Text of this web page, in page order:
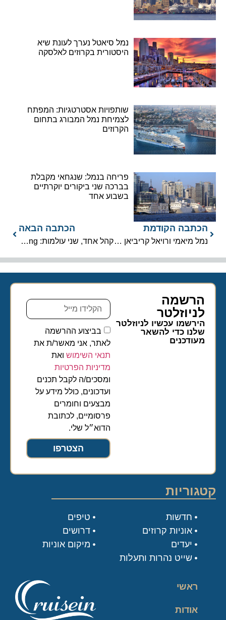
נמל סיאטל נערך לעונת שיא
היסטורית בקרוזים לאלסקה
שותפויות אסטרטגיות: המפתח
לצמיחת נמל המבורג בתחום
הקרוזים
פריחה בנמל: שנגחאי מקבלת
בברכה שני ביקורים יוקרתיים
בשבוע אחד
הכתבה הקודמת
נמל מיאמי ורויאל קריביאן הניחו אבן פינה לטרמינל G החדש
הכתבה הבאה
קהל אחד, שני עולמות: Viking ו-PGA בשיתוף פעולה עד סוף העשור
הרשמה
לניוזלטר​
הירשמו עכשיו לניוזלטר
שלנו כדי להשאר
מעודכנים
בביצוע ההרשמה
לאתר, אני מאשר/ת את
תנאי השימושואת
מדיניות הפרטיות
ומסכים/ה לקבל תכנים
ועדכונים, כולל מידע על
מבצעים וחומרים
פרסומיים, לכתובת
הדוא״ל שלי.
הצטרפו
ראשי
אודות
קטגוריות
טיפים
דרושים
מיקום אוניות
חדשות
אוניות קרוזים
יעדים
שייט נהרות ותעלות